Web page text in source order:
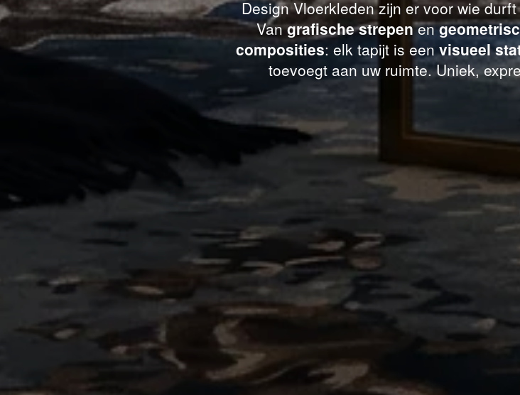
Design Vloerkleden zijn er voor wie
Vangrafische strepenen
composities: elk tapijt is een visueel
toevoegt aan uw ruimte. Uniek,